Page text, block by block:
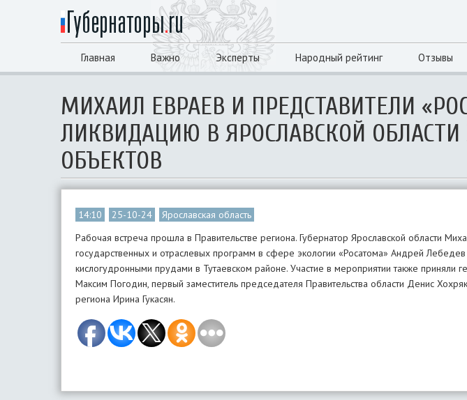
Главная Важно Эксперты Народный рейтинг Отзывы
​МИХАИЛ ЕВРАЕВ И ПРЕДСТАВИТЕЛИ
ЛИКВИДАЦИЮ В ЯРОСЛАВСКОЙ
ОБЪЕКТОВ
14:10 25-10-24
Ярославская область
Рабочая встреча прошла в Правительстве региона. Губернатор Ярославской области
государственных и отраслевых программ в сфере экологии «Росатома» Андрей
кислогудронными прудами в Тутаевском районе. Участие в мероприятии также
Максим Погодин, первый заместитель председателя Правительства области Денис
региона Ирина Гукасян.